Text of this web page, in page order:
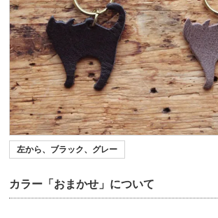
左から、ブラック、グレー
カラー「おまかせ」について